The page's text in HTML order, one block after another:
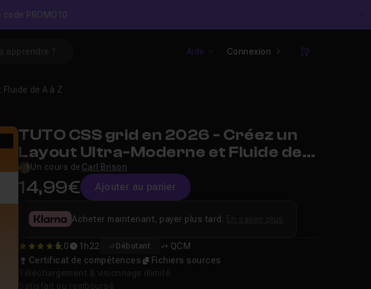
PROMO10
Aide Connexion
Panier
de A à Z
TUTO CSS grid en 2026 - Créez un
Layout Ultra-Moderne et Fluide de
A à Z
Un cours de Carl Brison
14,99€ Ajouter au panier
5 5,0 1h22 Débutant
QCM
Certificat de compétences
Fichiers sources
Acheter maintenant, payer plus tard.